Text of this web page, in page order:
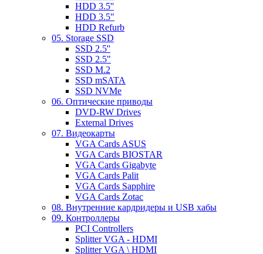
HDD 3.5''
HDD 3.5"
HDD Refurb
05. Storage SSD
SSD 2.5''
SSD 2.5"
SSD M.2
SSD mSATA
SSD NVMe
06. Оптические приводы
DVD-RW Drives
External Drives
07. Видеокарты
VGA Cards ASUS
VGA Cards BIOSTAR
VGA Cards Gigabyte
VGA Cards Palit
VGA Cards Sapphire
VGA Cards Zotac
08. Внутренние кардридеры и USB хабы
09. Контроллеры
PCI Controllers
Splitter VGA - HDMI
Splitter VGA \ HDMI